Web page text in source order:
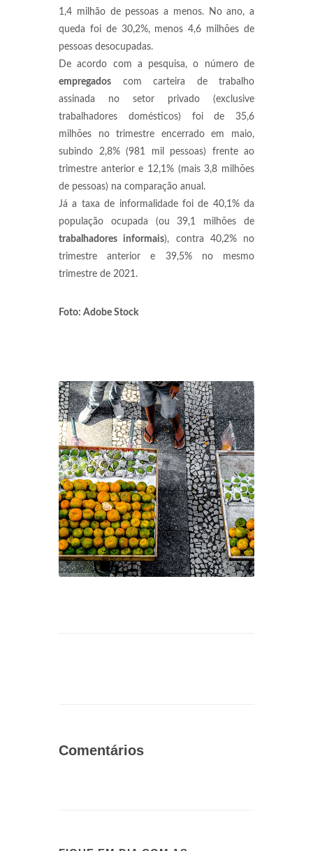
1,4 milhão de pessoas a menos. No ano, a
queda foi de 30,2%, menos 4,6 milhões de
pessoas desocupadas.
De acordo com a pesquisa, o número de
empregados com carteira de trabalho
assinada no setor privado (exclusive
trabalhadores domésticos) foi de 35,6
milhões no trimestre encerrado em maio,
subindo 2,8% (981 mil pessoas) frente ao
trimestre anterior e 12,1% (mais 3,8 milhões
de pessoas) na comparação anual.
Já a taxa de informalidade foi de 40,1% da
população ocupada (ou 39,1 milhões de
trabalhadores informais), contra 40,2% no
trimestre anterior e 39,5% no mesmo
trimestre de 2021.
Foto: Adobe Stock
Comentários